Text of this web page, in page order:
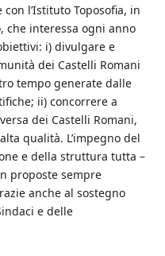
l’Istituto Toposofia, in
che interessa ogni anno
i) divulgare e
dei Castelli Romani
tempo generate dalle
ii) concorrere a
dei Castelli Romani,
qualità. L’impegno del
e della struttura tutta –
proposte sempre
anche al sostegno
e delle